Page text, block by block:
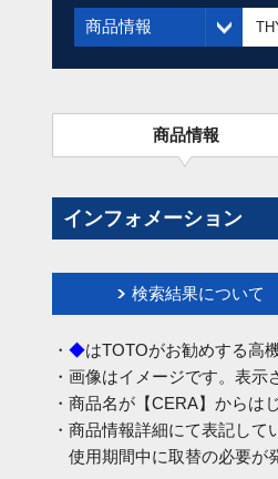
商品情報
商品情報
インフォメーション
検索結果について
・ ◆はTOTOがお勧めする高
・画像はイメージです。表示
・商品名が【CERA】からは
・商品情報詳細にて表記し
使用期間中に取替の必要が